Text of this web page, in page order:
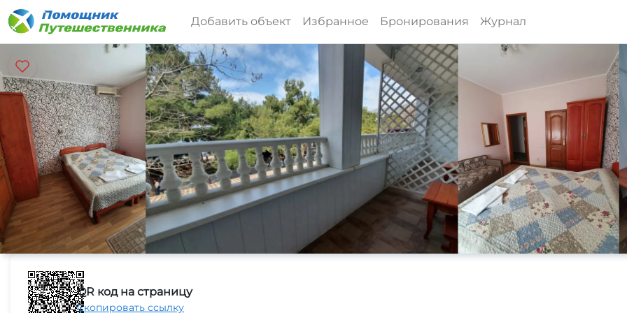
Добавить объект Избранное Бронирования Журнал
QR код на страницу
Скопировать ссылку